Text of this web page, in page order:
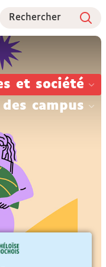
Rechercher
et société
campus